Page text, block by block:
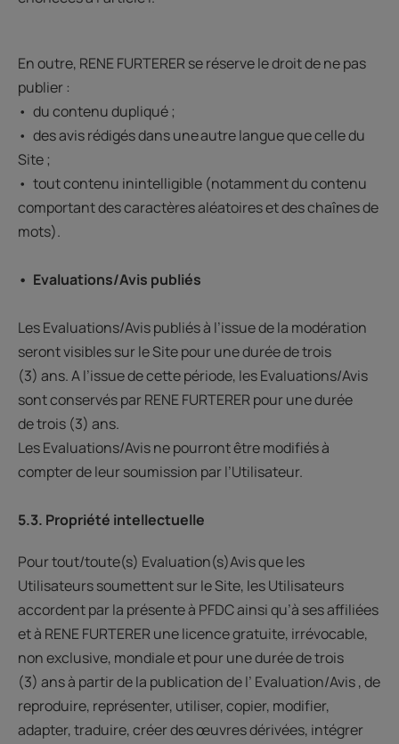
En outre, RENE FURTERER se réserve le droit de ne pas
publier :
• du contenu dupliqué ;
• des avis rédigés dans une autre langue que celle du
Site ;
• tout contenu inintelligible (notamment du contenu
comportant des caractères aléatoires et des chaînes de
mots).
• Evaluations/Avis publiés
Les Evaluations/Avis publiés à l’issue de la modération
seront visibles sur le Site pour une durée de trois
(3) ans. A l’issue de cette période, les Evaluations/Avis
sont conservés par RENE FURTERER pour une durée
de trois (3) ans.
Les Evaluations/Avis ne pourront être modifiés à
compter de leur soumission par l’Utilisateur.
5.3. Propriété intellectuelle
Pour tout/toute(s) Evaluation(s)Avis que les
Utilisateurs soumettent sur le Site, les Utilisateurs
accordent par la présente à PFDC ainsi qu’à ses affiliées
et à RENE FURTERER une licence gratuite, irrévocable,
non exclusive, mondiale et pour une durée de trois
(3) ans à partir de la publication de l’ Evaluation/Avis , de
reproduire, représenter, utiliser, copier, modifier,
adapter, traduire, créer des œuvres dérivées, intégrer